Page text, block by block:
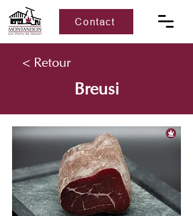
Contact
< Retour
Breusi